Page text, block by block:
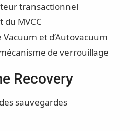
transactionnel
MVCC
et d’Autovacuum
de verrouillage
Recovery
sauvegardes